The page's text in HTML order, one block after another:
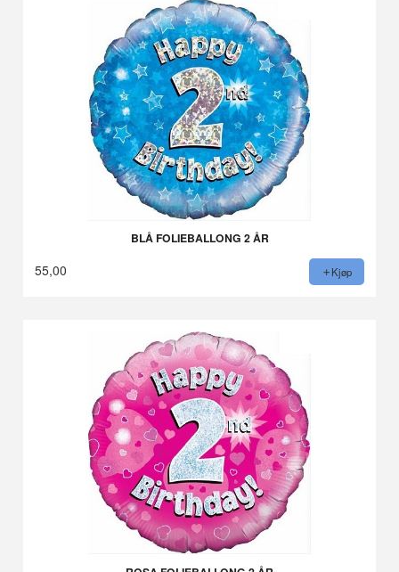
BLÅ FOLIEBALLONG 2 ÅR
55,00 Kjøp